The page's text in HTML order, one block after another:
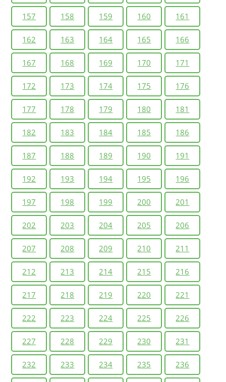
157 158 159 160 161
162 163 164 165 166
167 168 169 170 171
172 173 174 175 176
177 178 179 180 181
182 183 184 185 186
187 188 189 190 191
192 193 194 195 196
197 198 199 200 201
202 203 204 205 206
207 208 209 210 211
212 213 214 215 216
217 218 219 220 221
222 223 224 225 226
227 228 229 230 231
232 233 234 235 236